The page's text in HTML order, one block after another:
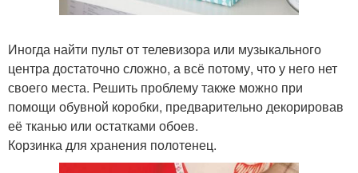
Иногда найти пульт от телевизора или музыкального
центра достаточно сложно, а всё потому, что у него нет
своего места. Решить проблему также можно при
помощи обувной коробки, предварительно декорировав
её тканью или остатками обоев.
Корзинка для хранения полотенец.